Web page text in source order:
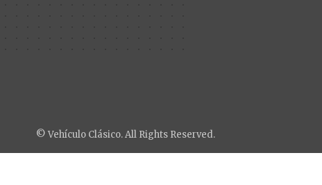
© Vehículo Clásico. All Rights Reserved.